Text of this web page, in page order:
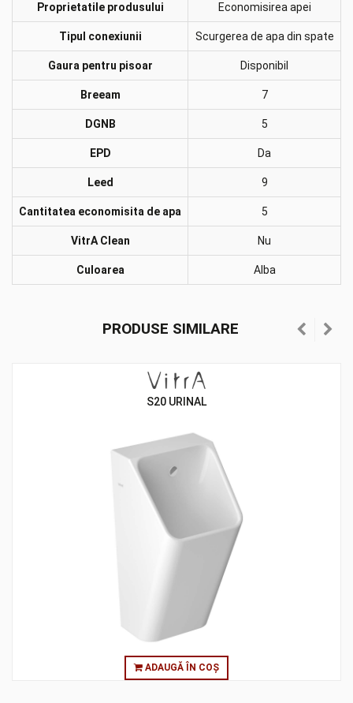
Proprietatile produsului Economisirea apei
Tipul conexiunii Scurgerea de apa din spate
Gaura pentru pisoar Disponibil
Breeam 7
DGNB 5
EPD Da
Leed 9
Cantitatea economisita de apa 5
VitrA Clean Nu
Culoarea Alba
PRODUSE SIMILARE
S20 URINAL
ADAUGĂ ÎN COȘ